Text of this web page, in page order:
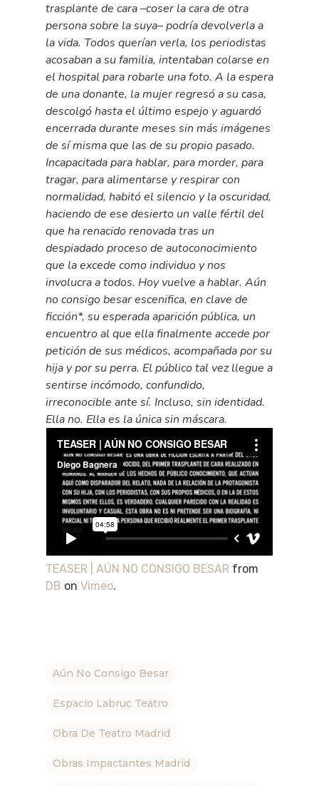
trasplante de cara –coser la cara de otra
persona sobre la suya– podría devolverla a
la vida. Todos querían verla, los periodistas
acosaban a su familia, intentaban colarse en
el hospital para robarle una foto. A la espera
de una donante, la mujer regresó a su casa,
descolgó hasta el último espejo y aguardó
encerrada durante meses sin más imágenes
de sí misma que las de su propio pasado.
Incapacitada para hablar, para morder, para
tragar, para alimentarse y respirar con
normalidad, habitó el silencio y la oscuridad,
haciendo de ese desierto un valle fértil del
que ha renacido renovada tras un
despiadado proceso de autoconocimiento
que la excede como individuo y nos
involucra a todos. Hoy vuelve a hablar. Aún
no consigo besar escenifica, en clave de
ficción*, su esperada aparición pública, un
encuentro al que ella finalmente accede por
petición de sus médicos, acompañada por su
hija y por su perra. El público tal vez llegue a
sentirse incómodo, confundido,
irreconocible ante sí. Incluso, sin identidad.
Ella no. Ella es la única sin máscara.
TEASER | AÚN NO CONSIGO BESAR from
DB on Vimeo.
Aún No Consigo Besar
Espacio Labruc Teatro
Obra De Teatro Madrid
Obras Impactantes Madrid